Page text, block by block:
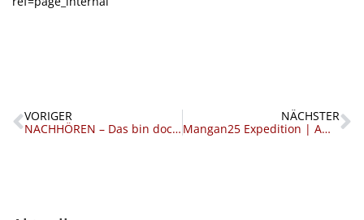
Zurück
VORIGER
NACHHÖREN – Das bin doch bloß ich – Keyßer in Kaiser-Wilhelm-Land
NÄCHSTER
Mangan25 Expedition | AMERIKA 2018